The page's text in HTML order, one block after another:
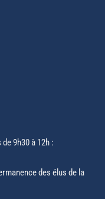
9h30 à 12h :
des élus de la